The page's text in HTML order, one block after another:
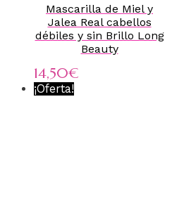
Mascarilla de Miel y
Jalea Real cabellos
débiles y sin Brillo Long
Beauty
14,50€
¡Oferta!